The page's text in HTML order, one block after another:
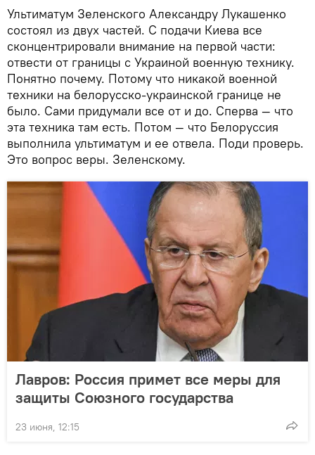
Ультиматум Зеленского Александру Лукашенко
состоял из двух частей. С подачи Киева все
сконцентрировали внимание на первой части:
отвести от границы с Украиной военную технику.
Понятно почему. Потому что никакой военной
техники на белорусско-украинской границе не
было. Сами придумали все от и до. Сперва — что
эта техника там есть. Потом — что Белоруссия
выполнила ультиматум и ее отвела. Поди проверь.
Это вопрос веры. Зеленскому.
Лавров: Россия примет все меры для
защиты Союзного государства
23 июня, 12:15